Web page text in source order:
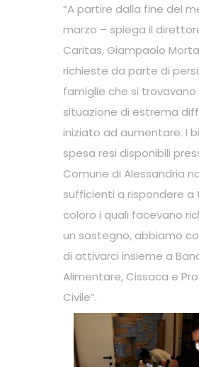
“A partire dalla fine del
marzo – spiega il
Caritas, Giampaolo
richieste da parte di
famiglie che si trovavano
situazione di estrema
iniziato ad aumentare. I
spesa resi disponibili
Comune di Alessandria
sufficienti a rispondere
coloro i quali facevano
un sostegno, abbiamo
di attivarci insieme a
Alimentare, Cissaca e
Civile”.